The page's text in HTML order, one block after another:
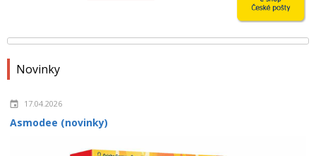
Novinky
17.04.2026
Asmodee (novinky)